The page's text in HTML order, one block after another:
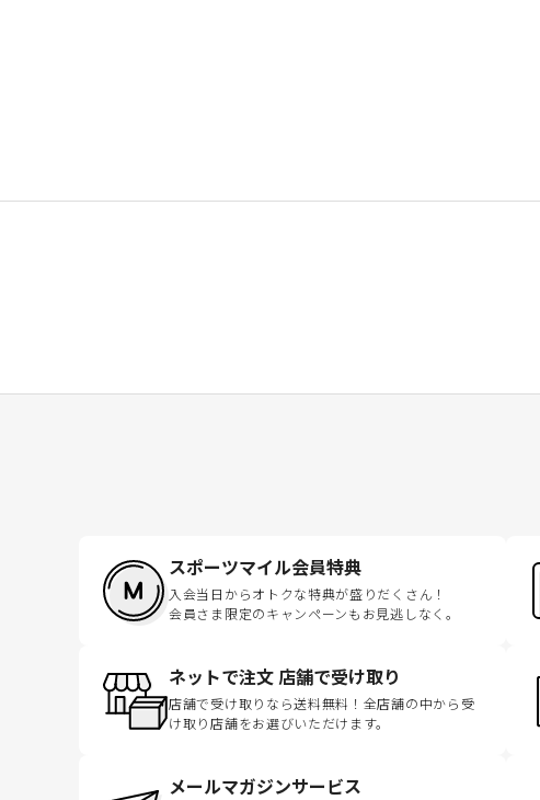
スポーツマイル会員特典
入会当日からオトクな特典が盛りだくさん！
会員さま限定のキャンペーンもお見逃しなく。
ネットで注文 店舗で受け取り
店舗で受け取りなら送料無料！全店舗の中から受
け取り店舗をお選びいただけます。
メールマガジンサービス